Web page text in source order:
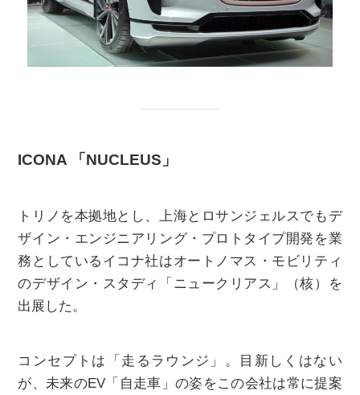
ICONA 「NUCLEUS」
トリノを本拠地とし、上海とロサンジェルスでもデ
ザイン・エンジニアリング・プロトタイプ開発を業
務としているイコナ社はオートノマス・モビリティ
のデザイン・スタディ「ニュークリアス」（核）を
出展した。
コンセプトは「走るラウンジ」。目新しくはない
が、未来のEV「自走車」の姿をこの会社は常に提案